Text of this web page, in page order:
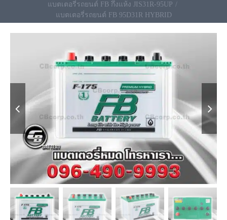
แบตเตอรี่รถยนต์ FB กึ่งแห้ง JIS31R-95UP
แบตเตอรี่รถยนต์ FB 95D31R HYBRID
 